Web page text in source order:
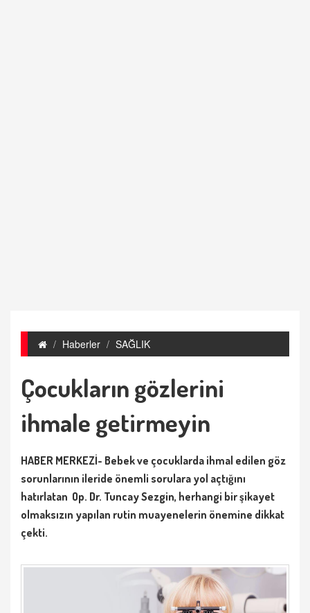
Haberler SAĞLIK
Çocukların gözlerini
ihmale getirmeyin
HABER MERKEZİ- Bebek ve çocuklarda ihmal edilen göz
sorunlarının ileride önemli sorulara yol açtığını
hatırlatan Op. Dr. Tuncay Sezgin, herhangi bir şikayet
olmaksızın yapılan rutin muayenelerin önemine dikkat
çekti.